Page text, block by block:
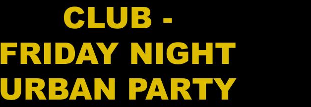
CLUB -
FRIDAY NIGHT
URBAN PARTY